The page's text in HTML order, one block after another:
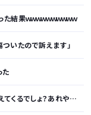
果ｗｗｗｗｗｗｗｗｗｗ
ついたので訴えます」
た
ょ？あれやめてほしい」